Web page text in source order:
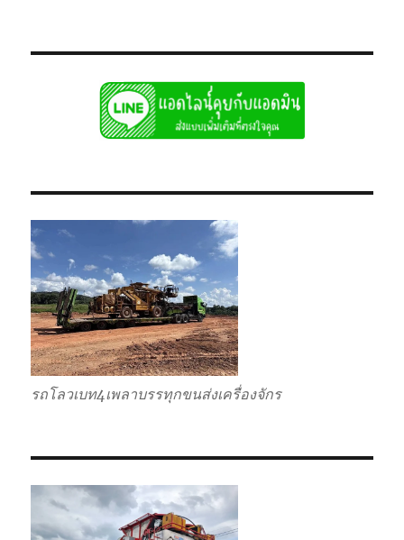
หัว
ลาก
หาง
โลวเบท
เตี้ย
รถโลวเบท4เพลาบรรทุกขนส่งเครื่องจักร